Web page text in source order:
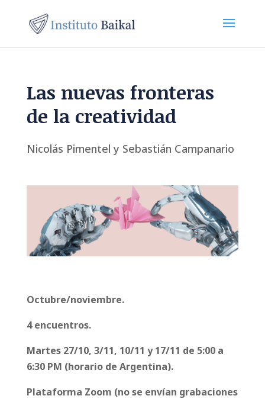
Las nuevas fronteras
de la creatividad
Nicolás Pimentel y Sebastián Campanario
Octubre/noviembre.
4 encuentros.
Martes 27/10, 3/11, 10/11 y 17/11 de 5:00 a
6:30 PM (horario de Argentina).
Plataforma Zoom (no se envían grabaciones